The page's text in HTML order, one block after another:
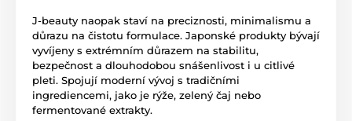
J-beauty naopak staví na preciznosti, minimalismu a
důrazu na čistotu formulace. Japonské produkty bývají
vyvíjeny s extrémním důrazem na stabilitu,
bezpečnost a dlouhodobou snášenlivost i u citlivé
pleti. Spojují moderní vývoj s tradičními
ingrediencemi, jako je rýže, zelený čaj nebo
fermentované extrakty.